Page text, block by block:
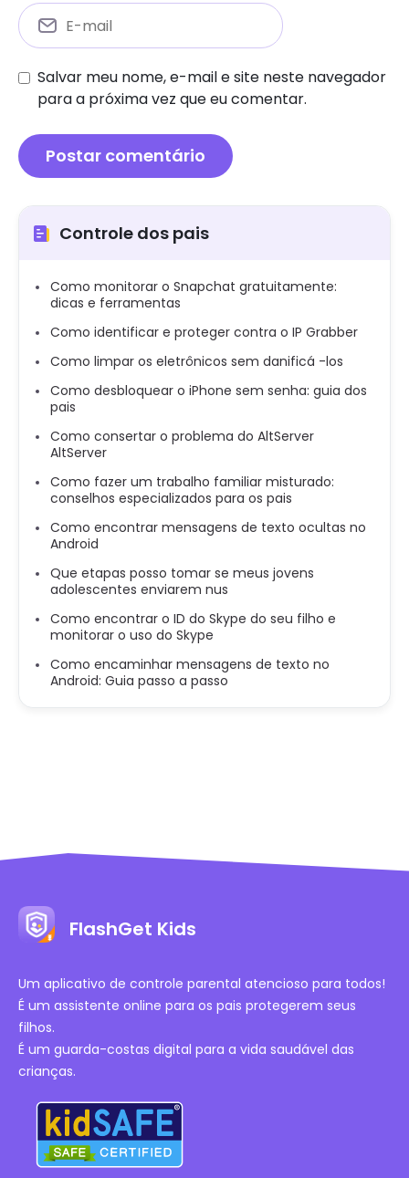
Salvar meu nome, e-mail e site neste navegador
para a próxima vez que eu comentar.
Controle dos pais
Como monitorar o Snapchat gratuitamente:
dicas e ferramentas
Como identificar e proteger contra o IP Grabber
Como limpar os eletrônicos sem danificá -los
Como desbloquear o iPhone sem senha: guia dos
pais
Como consertar o problema do AltServer
AltServer
Como fazer um trabalho familiar misturado:
conselhos especializados para os pais
Como encontrar mensagens de texto ocultas no
Android
Que etapas posso tomar se meus jovens
adolescentes enviarem nus
Como encontrar o ID do Skype do seu filho e
monitorar o uso do Skype
Como encaminhar mensagens de texto no
Android: Guia passo a passo
FlashGet Kids
Um aplicativo de controle parental atencioso para todos!
É um assistente online para os pais protegerem seus
filhos.
É um guarda-costas digital para a vida saudável das
crianças.